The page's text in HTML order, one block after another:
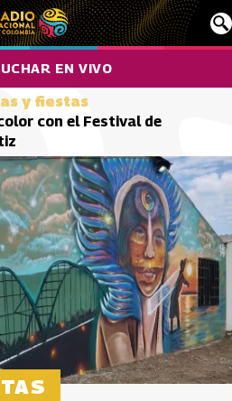
EN VIVO
y fiestas
con el Festival de